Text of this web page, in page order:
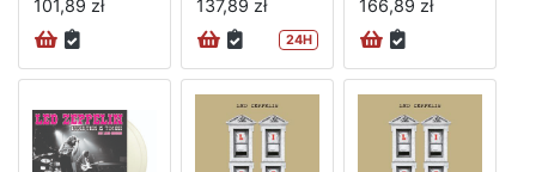
101,89 zł 137,89 zł
24H
166,89 zł